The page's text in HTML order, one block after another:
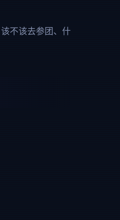
不该去参团、什